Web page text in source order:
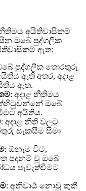
අයිතිවාසිකම්
ඔබේ පුද්ගලික
ඇත:
පුද්ගලික තොරතුරු
ඇති අතර, අදාළ
ඇත.
: අදාළ නීතිමය
ඔබේ
අයිතිය.
: අදාළ නීති වලට
සැකසීම සීමා
: ඕනෑම විට,
පදනම් වූ ඔබේ
පැවැත්වීමට
: අනිවාර්‍ය නොවූ කුකී